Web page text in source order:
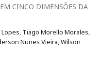
CINCO DIMENSÕES DA
Tiago Morello Morales,
Nunes Vieira, Wilson